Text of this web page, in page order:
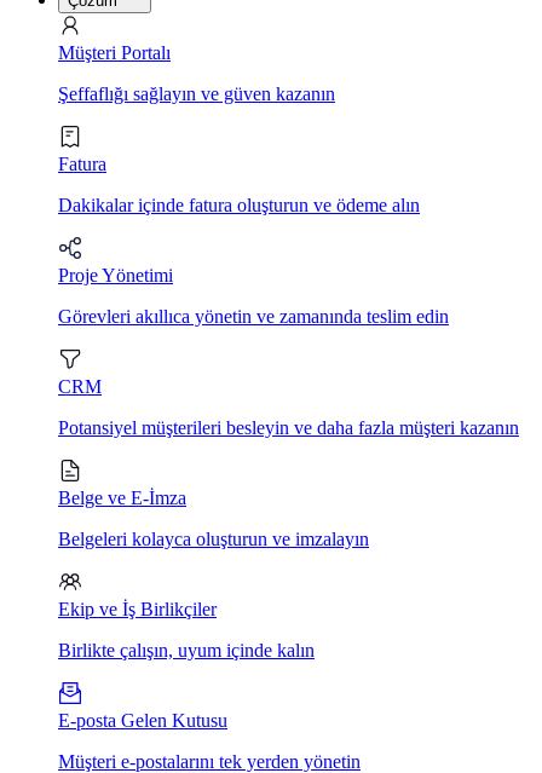
Müşteri Portalı
Şeffaflığı sağlayın ve güven kazanın
Fatura
Dakikalar içinde fatura oluşturun ve ödeme alın
Proje Yönetimi
Görevleri akıllıca yönetin ve zamanında teslim edin
CRM
Potansiyel müşterileri besleyin ve daha fazla müşteri kazanın
Belge ve E-İmza
Belgeleri kolayca oluşturun ve imzalayın
Ekip ve İş Birlikçiler
Birlikte çalışın, uyum içinde kalın
E-posta Gelen Kutusu
Müşteri e-postalarını tek yerden yönetin